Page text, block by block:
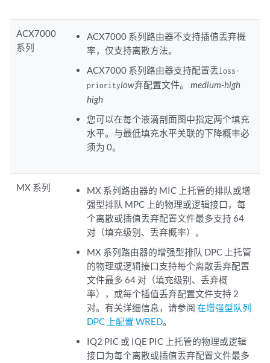
ACX7000
系列
ACX7000 系列路由器不支持插值丢弃概
率，仅支持离散方法。
ACX7000 系列路由器支持配置丢loss-
prioritylow弃配置文件。 medium-high
high
您可以在每个液滴剖面图中指定两个填充
水平。与最低填充水平关联的下降概率必
须为 0。
MX 系列
MX 系列路由器的 MIC 上托管的排队或增
强型排队 MPC 上的物理或逻辑接口，每
个离散或插值丢弃配置文件最多支持 64
对（填充级别、丢弃概率）。
MX 系列路由器的增强型排队 DPC 上托管
的物理或逻辑接口支持每个离散丢弃配置
文件最多 64 对（填充级别、丢弃概
率），或每个插值丢弃配置文件支持 2
对。有关详细信息，请参阅 在增强型队列
DPC 上配置 WRED。
IQ2 PIC 或 IQE PIC 上托管的物理或逻辑
接口为每个离散或插值丢弃配置文件最多